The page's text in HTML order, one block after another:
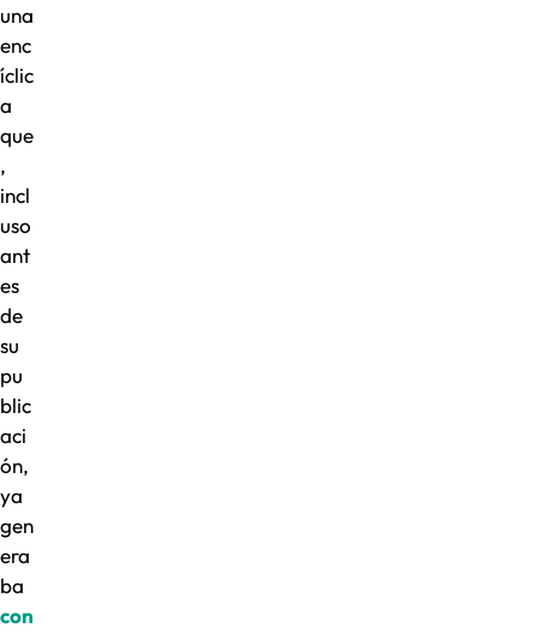
una
enc
íclic
a
que
,
incl
uso
ant
es
de
su
pu
blic
aci
ón,
ya
gen
era
ba
con